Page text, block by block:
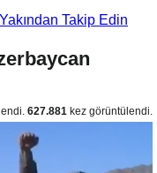
627.881 kez görüntülendi.